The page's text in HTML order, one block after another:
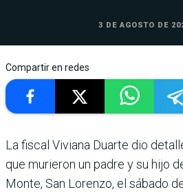
3 DE AGOSTO DE
Compartir en redes
La fiscal Viviana Duarte dio
que murieron un padre y su hijo
Monte, San Lorenzo, el sábado